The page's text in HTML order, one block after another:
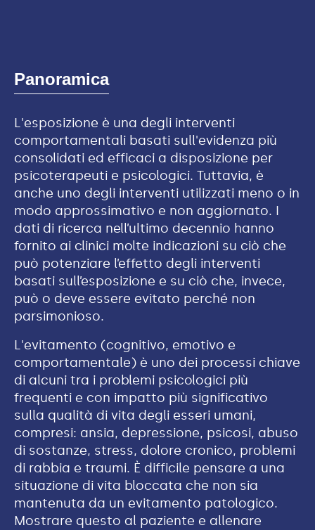
Panoramica
L'esposizione è una degli interventi
comportamentali basati sull'evidenza più
consolidati ed efficaci a disposizione per
psicoterapeuti e psicologici. Tuttavia, è
anche uno degli interventi utilizzati meno o in
modo approssimativo e non aggiornato. I
dati di ricerca nell’ultimo decennio hanno
fornito ai clinici molte indicazioni su ciò che
può potenziare l’effetto degli interventi
basati sull’esposizione e su ciò che, invece,
può o deve essere evitato perché non
parsimonioso.
L'evitamento (cognitivo, emotivo e
comportamentale) è uno dei processi chiave
di alcuni tra i problemi psicologici più
frequenti e con impatto più significativo
sulla qualità di vita degli esseri umani,
compresi: ansia, depressione, psicosi, abuso
di sostanze, stress, dolore cronico, problemi
di rabbia e traumi. È difficile pensare a una
situazione di vita bloccata che non sia
mantenuta da un evitamento patologico.
Mostrare questo al paziente e allenare